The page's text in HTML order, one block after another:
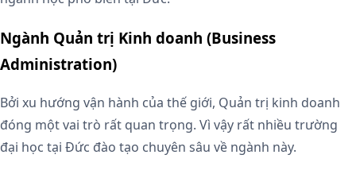
Ngành Quản trị Kinh doanh (Business
Administration)
Bởi xu hướng vận hành của thế giới, Quản trị kinh doanh
đóng một vai trò rất quan trọng. Vì vậy rất nhiều trường
đại học tại Đức đào tạo chuyên sâu về ngành này.